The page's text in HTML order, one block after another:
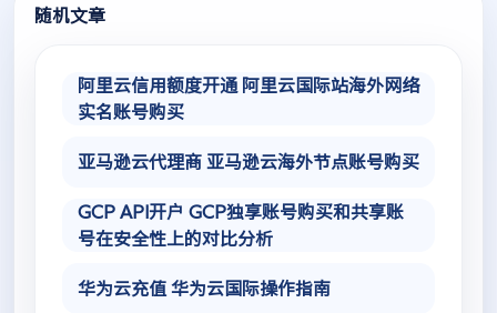
随机文章
阿里云信用额度开通 阿里云国际站海外网络
实名账号购买
亚马逊云代理商 亚马逊云海外节点账号购买
GCP API开户 GCP独享账号购买和共享账
号在安全性上的对比分析
华为云充值 华为云国际操作指南